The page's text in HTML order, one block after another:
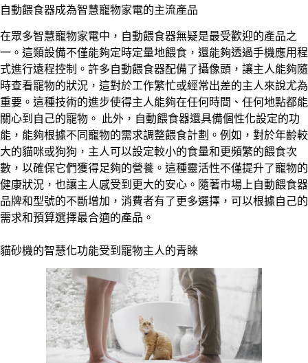
自動餵食器成為智慧寵物家電的主流產品
在眾多智慧寵物家電中，自動餵食器無疑是最受歡迎的產品之
一。這類設備不僅能夠定時定量地餵食，還能夠透過手機應用程
式進行遠程控制。許多自動餵食器配備了攝像頭，讓主人能夠隨
時查看寵物的狀況，這對於工作繁忙或經常出差的主人來說尤為
重要。這種技術的進步使得主人能夠在任何時間、任何地點都能
關心到自己的寵物。 此外，自動餵食器還具備個性化設定的功
能，能夠根據不同寵物的需求調整餵食計劃。例如，對於年齡較
大的貓咪或狗狗，主人可以設定較小的食量和更頻繁的餵食次
數，以確保它們獲得足夠的營養。這種靈活性不僅提升了寵物的
健康狀況，也讓主人感受到更大的安心。隨著市場上自動餵食器
品牌和型號的不斷增加，消費者有了更多選擇，可以根據自己的
需求和預算選擇最合適的產品。
貓砂機的智慧化功能受到寵物主人的青睞